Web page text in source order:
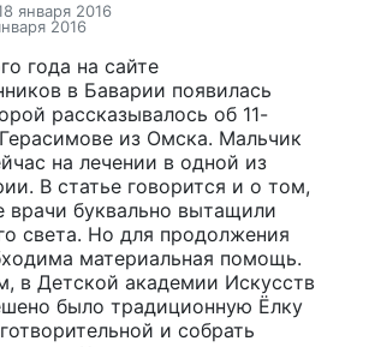
января 2016
2016
года на сайте
в Баварии появилась
рассказывалось об 11-
из Омска. Мальчик
на лечении в одной из
В статье говорится и о том,
врачи буквально вытащили
света. Но для продолжения
материальная помощь.
в Детской академии Искусств
было традиционную Ёлку
и собрать